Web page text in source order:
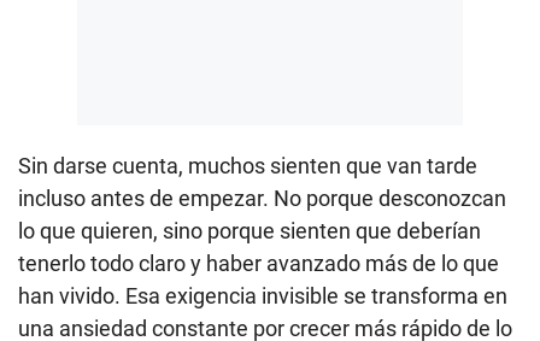
Sin darse cuenta, muchos sienten que van tarde
incluso antes de empezar. No porque desconozcan
lo que quieren, sino porque sienten que deberían
tenerlo todo claro y haber avanzado más de lo que
han vivido. Esa exigencia invisible se transforma en
una ansiedad constante por crecer más rápido de lo